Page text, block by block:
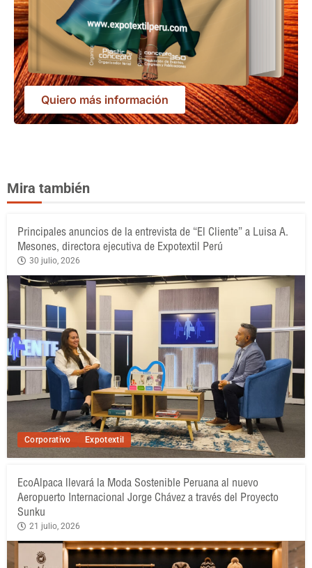
Quiero más información
Mira también
Corporativo Expotextil
Principales anuncios de la entrevista de “El Cliente” a Luisa A.
Mesones, directora ejecutiva de Expotextil Perú
30 julio, 2026
EcoAlpaca llevará la Moda Sostenible Peruana al nuevo
Aeropuerto Internacional Jorge Chávez a través del Proyecto
Sunku
21 julio, 2026